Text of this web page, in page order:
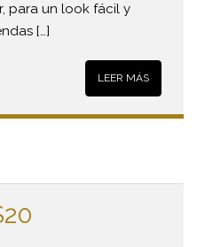
para un look fácil y
[…]
LEER MÁS